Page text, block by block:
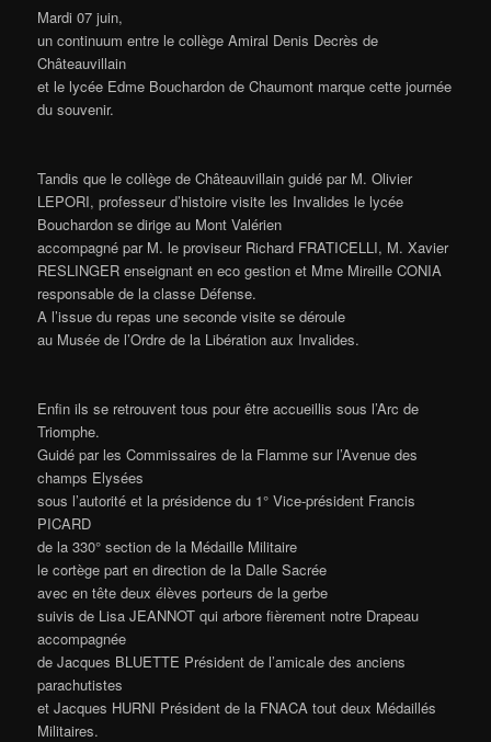
Mardi 07 juin,
un continuum entre le collège Amiral Denis Decrès de
Châteauvillain
et le lycée Edme Bouchardon de Chaumont marque cette journée
du souvenir.
Tandis que le collège de Châteauvillain guidé par M. Olivier
LEPORI, professeur d’histoire visite les Invalides le lycée
Bouchardon se dirige au Mont Valérien
accompagné par M. le proviseur Richard FRATICELLI, M. Xavier
RESLINGER enseignant en eco gestion et Mme Mireille CONIA
responsable de la classe Défense.
A l’issue du repas une seconde visite se déroule
au Musée de l’Ordre de la Libération aux Invalides.
Enfin ils se retrouvent tous pour être accueillis sous l’Arc de
Triomphe.
Guidé par les Commissaires de la Flamme sur l’Avenue des
champs Elysées
sous l’autorité et la présidence du 1° Vice-président Francis
PICARD
de la 330° section de la Médaille Militaire
le cortège part en direction de la Dalle Sacrée
avec en tête deux élèves porteurs de la gerbe
suivis de Lisa JEANNOT qui arbore fièrement notre Drapeau
accompagnée
de Jacques BLUETTE Président de l’amicale des anciens
parachutistes
et Jacques HURNI Président de la FNACA tout deux Médaillés
Militaires.